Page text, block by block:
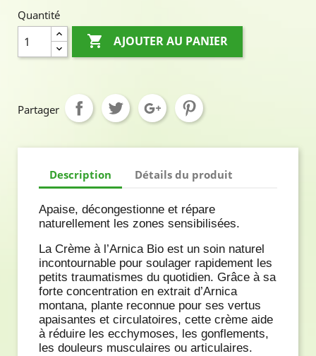
Quantité
 AJOUTER AU PANIER
Partager
Description Détails du produit
Apaise, décongestionne et répare
naturellement les zones sensibilisées.
La Crème à l’Arnica Bio est un soin naturel
incontournable pour soulager rapidement les
petits traumatismes du quotidien. Grâce à sa
forte concentration en extrait d’Arnica
montana, plante reconnue pour ses vertus
apaisantes et circulatoires, cette crème aide
à réduire les ecchymoses, les gonflements,
les douleurs musculaires ou articulaires.